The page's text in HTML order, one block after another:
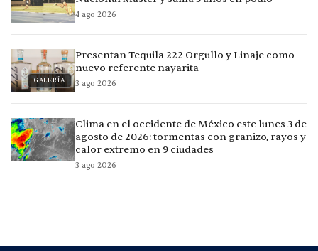
4 ago 2026
GALERÍA
Presentan Tequila 222 Orgullo y Linaje como
nuevo referente nayarita
3 ago 2026
Clima en el occidente de México este lunes 3 de
agosto de 2026: tormentas con granizo, rayos y
calor extremo en 9 ciudades
3 ago 2026